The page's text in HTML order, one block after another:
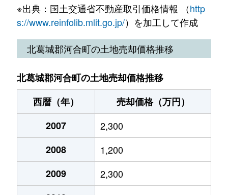
※出典：国土交通省不動産取引価格情報 （http
s://www.reinfolib.mlit.go.jp/）を加工して作成
北葛城郡河合町の土地売却価格推移
北葛城郡河合町の土地売却価格推移
西暦（年）
売却価格（万円）
2007
2,300
2008
1,200
2009
2,300